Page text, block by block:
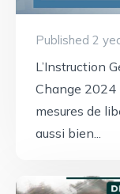
Published 2
L’Instruction
Change 2024
mesures de
aussi bien...